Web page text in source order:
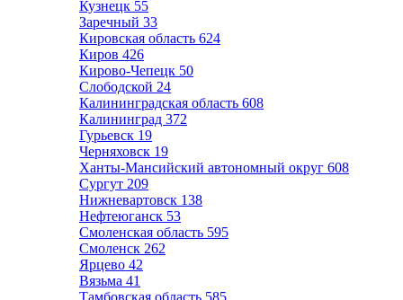
Кузнецк 55
Заречный 33
Кировская область 624
Киров 426
Кирово-Чепецк 50
Слободской 24
Калининградская область 608
Калининград 372
Гурьевск 19
Черняховск 19
Ханты-Мансийский автономный округ 608
Сургут 209
Нижневартовск 138
Нефтеюганск 53
Смоленская область 595
Смоленск 262
Ярцево 42
Вязьма 41
Тамбовская область 585